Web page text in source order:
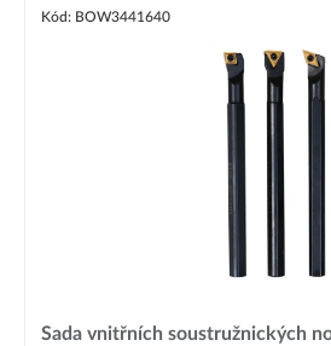
Kód: BOW3441640
Sada vnitřních soustružnických